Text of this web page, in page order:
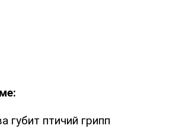
губит птичий грипп